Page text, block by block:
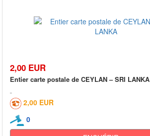
2,00 EUR
Entier carte postale de CEYLAN – SRI LANKA
2,00 EUR
0